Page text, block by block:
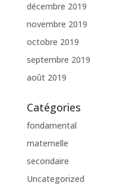
décembre 2019
novembre 2019
octobre 2019
septembre 2019
août 2019
Catégories
fondamental
maternelle
secondaire
Uncategorized